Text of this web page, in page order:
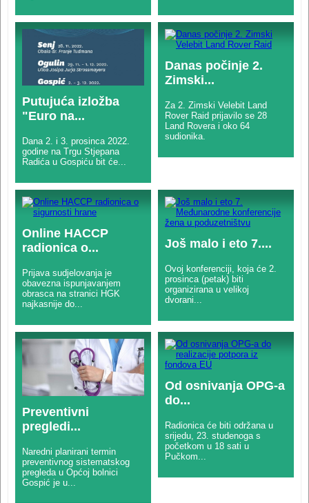
Putujuća izložba
"Euro na...
Dana 2. i 3. prosinca 2022.
godine na Trgu Stjepana
Radića u Gospiću bit će...
Danas počinje 2.
Zimski...
Za 2. Zimski Velebit Land
Rover Raid prijavilo se 28
Land Rovera i oko 64
sudionika.
Online HACCP
radionica o...
Prijava sudjelovanja je
obavezna ispunjavanjem
obrasca na stranici HGK
najkasnije do...
Još malo i eto 7....
Ovoj konferenciji, koja će 2.
prosinca (petak) biti
organizirana u velikoj
dvorani...
Preventivni
pregledi...
Naredni planirani termin
preventivnog sistematskog
pregleda u Općoj bolnici
Gospić je u...
Od osnivanja OPG-a
do...
Radionica će biti održana u
srijedu, 23. studenoga s
početkom u 18 sati u
Pučkom...